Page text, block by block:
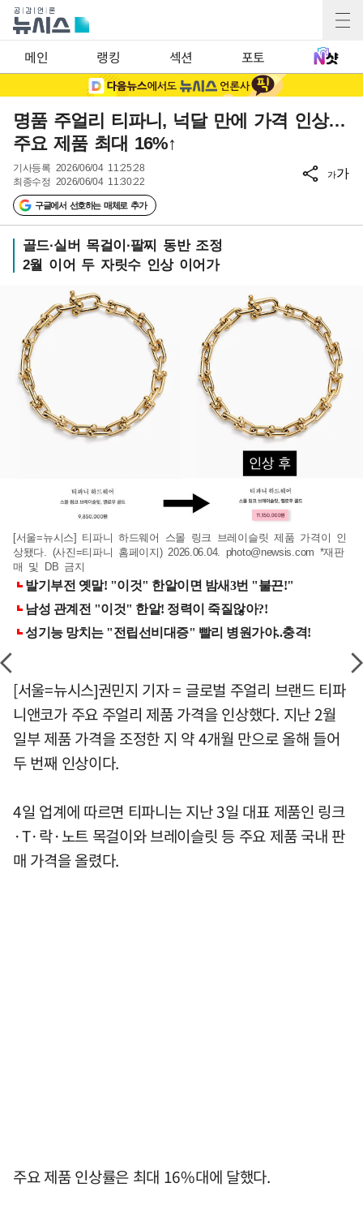
메인 랭킹 섹션 포토
명품 주얼리 티파니, 넉달 만에 가격 인상…
주요 제품 최대 16%↑
기사등록 2026/06/04 11:25:28
최종수정 2026/06/04 11:30:22
구글에서 선호하는 매체로 추가
가가
골드·실버 목걸이·팔찌 동반 조정
2월 이어 두 자릿수 인상 이어가
[서울=뉴시스] 티파니 하드웨어 스몰 링크 브레이슬릿 제품 가격이 인
상됐다. (사진=티파니 홈페이지) 2026.06.04. photo@newsis.com *재판
매 및 DB 금지
[서울=뉴시스]권민지 기자 = 글로벌 주얼리 브랜드 티파
니앤코가 주요 주얼리 제품 가격을 인상했다. 지난 2월
일부 제품 가격을 조정한 지 약 4개월 만으로 올해 들어
두 번째 인상이다.
4일 업계에 따르면 티파니는 지난 3일 대표 제품인 링크
·T·락·노트 목걸이와 브레이슬릿 등 주요 제품 국내 판
매 가격을 올렸다.
주요 제품 인상률은 최대 16%대에 달했다.